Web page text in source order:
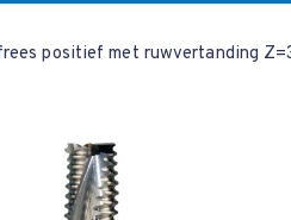
positief met ruwvertanding